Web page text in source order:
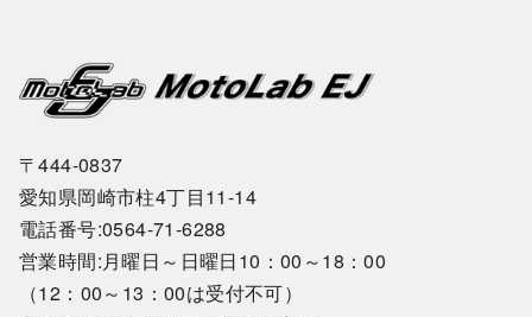
〒444-0837
愛知県岡崎市柱4丁目11-14
電話番号:0564-71-6288
営業時間:月曜日～日曜日10：00～18：00
（12：00～13：00は受付不可）